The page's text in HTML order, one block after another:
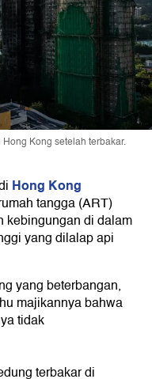
Kong setelah terbakar.
Hong Kong
tangga (ART)
kebingungan di dalam
yang dilalap api
yang beterbangan,
majikannya bahwa
tidak
terbakar di